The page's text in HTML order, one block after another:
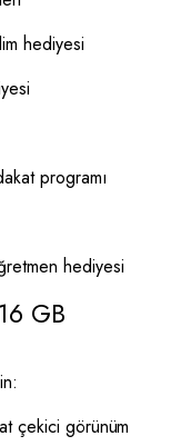
hediyesi
programı
hediyesi
GB
çekici görünüm